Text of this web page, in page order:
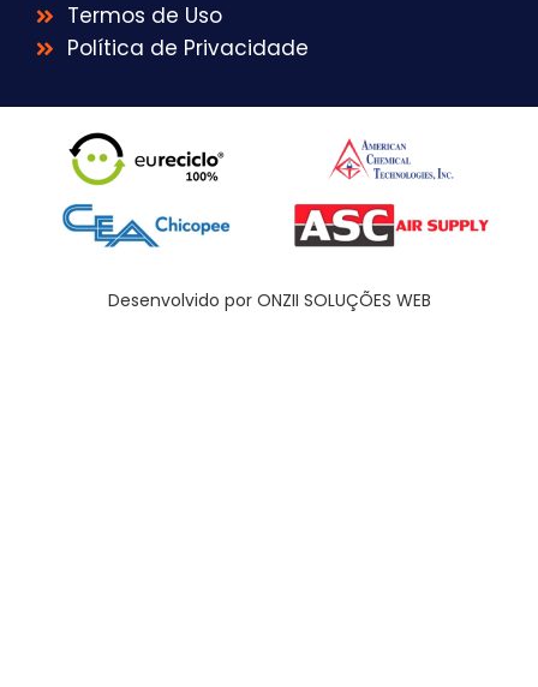
Termos de Uso
Política de Privacidade
Desenvolvido por ONZII SOLUÇÕES WEB